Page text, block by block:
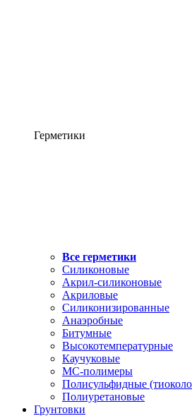
Герметики
Все герметики
Силиконовые
Акрил-силиконовые
Акриловые
Силиконизированные
Анаэробные
Битумные
Высокотемпературные
Каучуковые
МС-полимеры
Полисульфидные
Полиуретановые
Грунтовки